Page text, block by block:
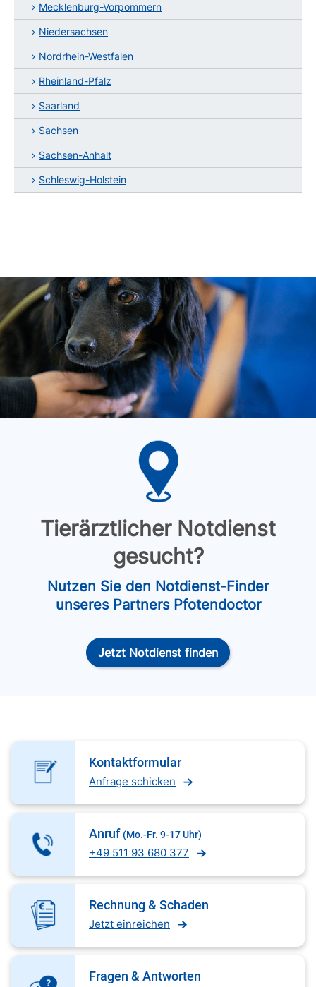
Mecklenburg-Vorpommern
Niedersachsen
Nordrhein-Westfalen
Rheinland-Pfalz
Saarland
Sachsen
Sachsen-Anhalt
Schleswig-Holstein
Tierärztlicher Notdienst
gesucht?
Nutzen Sie den Notdienst-Finder
unseres Partners Pfotendoctor
Jetzt Notdienst finden
Kontaktformular
Anfrage schicken
Anruf (Mo.-Fr. 9-17 Uhr)
+49 511 93 680 377
Rechnung & Schaden
Jetzt einreichen
Fragen & Antworten